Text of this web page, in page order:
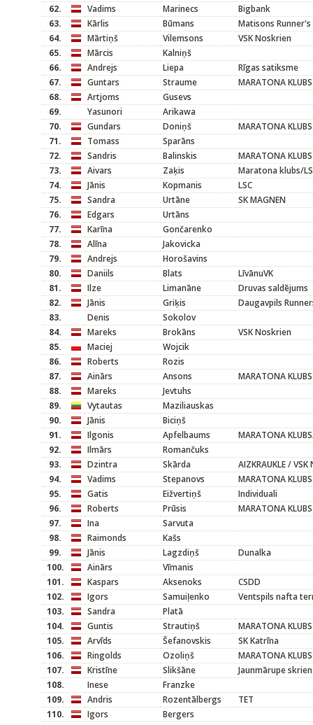
62.
Vadims Marinecs
Bigbank
63.
Kārlis Būmans
Matisons Runner's
64.
Mārtiņš Vilemsons
VSK Noskrien
65.
Mārcis
Kalniņš
66.
Andrejs Liepa
Rīgas satiksme
67.
Guntars Straume
MARATONA KLUBS
68.
Artjoms
Gusevs
69.
Yasunori
Arikawa
70.
Gundars Doniņš
MARATONA KLUBS
71.
Tomass
Sparāns
72.
Sandris Balinskis
MARATONA KLUBS
73.
Aivars Zaķis
Maratona klubs/
74.
Jānis Kopmanis
LSC
75.
Sandra Urtāne
SK MAGNEN
76.
Edgars
Urtāns
77.
Karīna
Gončarenko
78.
Alīna
Jakovicka
79.
Andrejs
Horošavins
80.
Daniils Blats
LīvānuVK
81.
Ilze Limanāne
Druvas saldējums
82.
Jānis Griķis
Daugavpils
83.
Denis
Sokolov
84.
Mareks Brokāns
VSK Noskrien
85.
Maciej
Wojcik
86.
Roberts
Rozis
87.
Ainārs Ansons
MARATONA KLUBS
88.
Mareks
Jevtuhs
89.
Vytautas
Maziliauskas
90.
Jānis
Biciņš
91.
Ilgonis Apfelbaums
MARATONA
92.
Ilmārs
Romančuks
93.
Dzintra Skārda
AIZKRAUKLE /
94.
Vadims Stepanovs
MARATONA KLUBS
95.
Gatis Eižvertiņš
Individuali
96.
Roberts Prūsis
MARATONA KLUBS
97.
Ina
Sarvuta
98.
Raimonds
Kašs
99.
Jānis Lagzdiņš
Dunalka
100.
Ainārs
Vīmanis
101.
Kaspars Aksenoks
CSDD
102.
Igors Samuiļenko
Ventspils nafta
103.
Sandra
Platā
104.
Guntis Strautiņš
MARATONA KLUBS
105.
Arvīds Šefanovskis
SK Katrīna
106.
Ringolds Ozoliņš
MARATONA KLUBS
107.
Kristīne Slikšāne
Jaunmārupe skrien
108.
Inese
Franzke
109.
Andris Rozentālbergs
TET
110.
Igors
Bergers